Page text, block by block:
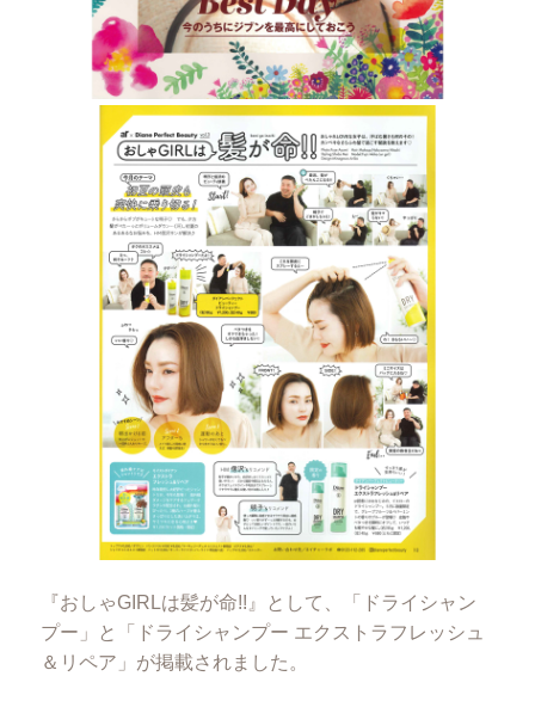
『おしゃGIRLは髪が命!!』として、「ドライシャン
プー」と「ドライシャンプー エクストラフレッシュ
＆リペア」が掲載されました。